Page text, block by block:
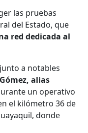
las pruebas
del Estado, que
red dedicada al
a notables
alias
un operativo
el kilómetro 36 de
donde